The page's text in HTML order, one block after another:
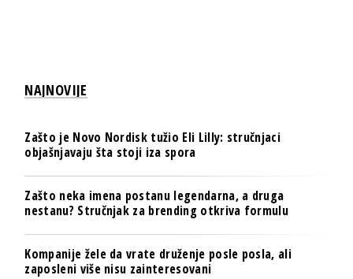
NAJNOVIJE
Zašto je Novo Nordisk tužio Eli Lilly: stručnjaci
objašnjavaju šta stoji iza spora
Zašto neka imena postanu legendarna, a druga
nestanu? Stručnjak za brending otkriva formulu
Kompanije žele da vrate druženje posle posla, ali
zaposleni više nisu zainteresovani